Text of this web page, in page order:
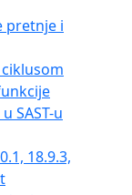
pretnje i
SAST-u
18.9.3,